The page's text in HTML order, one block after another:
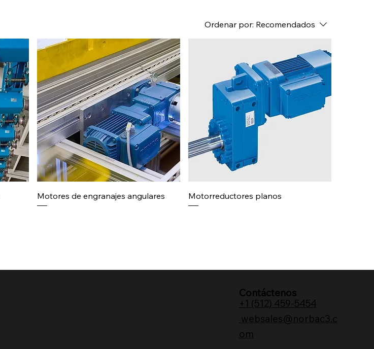
Ordenar por: Recomendados
Motores de engranajes angulares Motorreductores planos
Contáctenos
+1 (512) 459-5454
websales@norbac3.c
om